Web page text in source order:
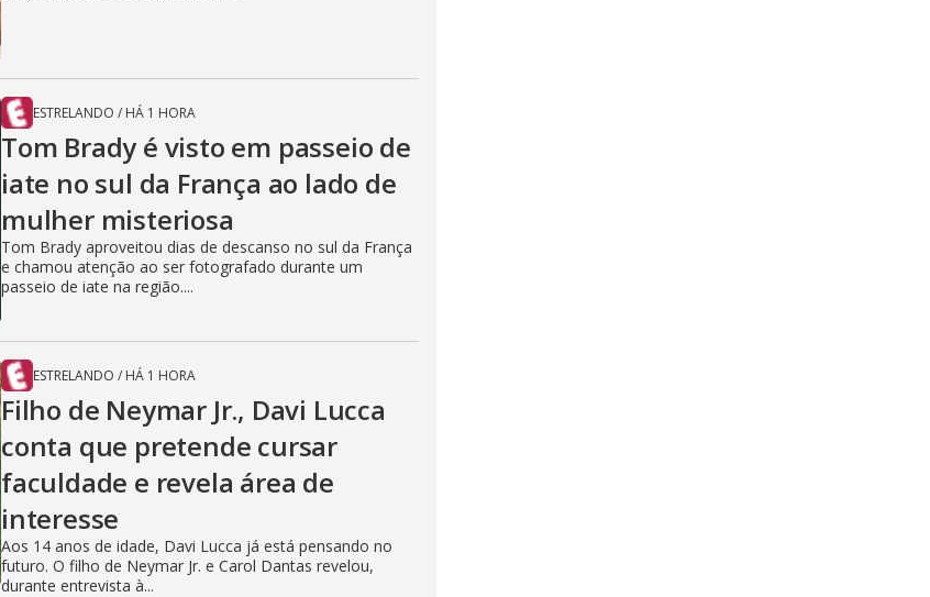
ESTRELANDO / HÁ 1 HORA
Tom Brady é visto em passeio de
iate no sul da França ao lado de
mulher misteriosa
Tom Brady aproveitou dias de descanso no sul da França
e chamou atenção ao ser fotografado durante um
passeio de iate na região....
ESTRELANDO / HÁ 1 HORA
Filho de Neymar Jr., Davi Lucca
conta que pretende cursar
faculdade e revela área de
interesse
Aos 14 anos de idade, Davi Lucca já está pensando no
futuro. O filho de Neymar Jr. e Carol Dantas revelou,
durante entrevista à...